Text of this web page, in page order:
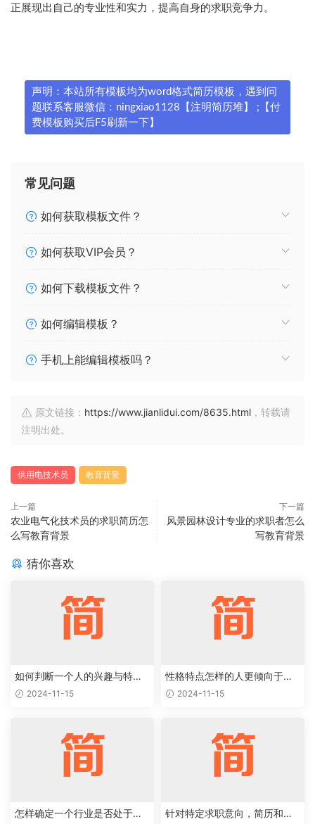
正展现出自己的专业性和实力，提高自身的求职竞争力。
声明：本站所有模板均为word格式简历模板，遇到问
题联系客服微信：ningxiao1128【注明简历堆】 ;【付
费模板购买后F5刷新一下】
常见问题
如何获取模板文件？
如何获取VIP会员？
如何下载模板文件？
如何编辑模板？
手机上能编辑模板吗？
原文链接： https://www.jianlidui.com/8635.html ，转载请
注明出处。
供用电技术员 教育背景
上一篇
农业电气化技术员的求职简历怎
么写教育背景
下一篇
风景园林设计专业的求职者怎么
写教育背景
猜你喜欢
如何判断一个人的兴趣与特定
职业能够完美结合
2024-11-15
性格特点怎样的人更倾向于特
定类型的工作岗位
2024-11-15
怎样确定一个行业是否处于上
针对特定求职意向，简历和求